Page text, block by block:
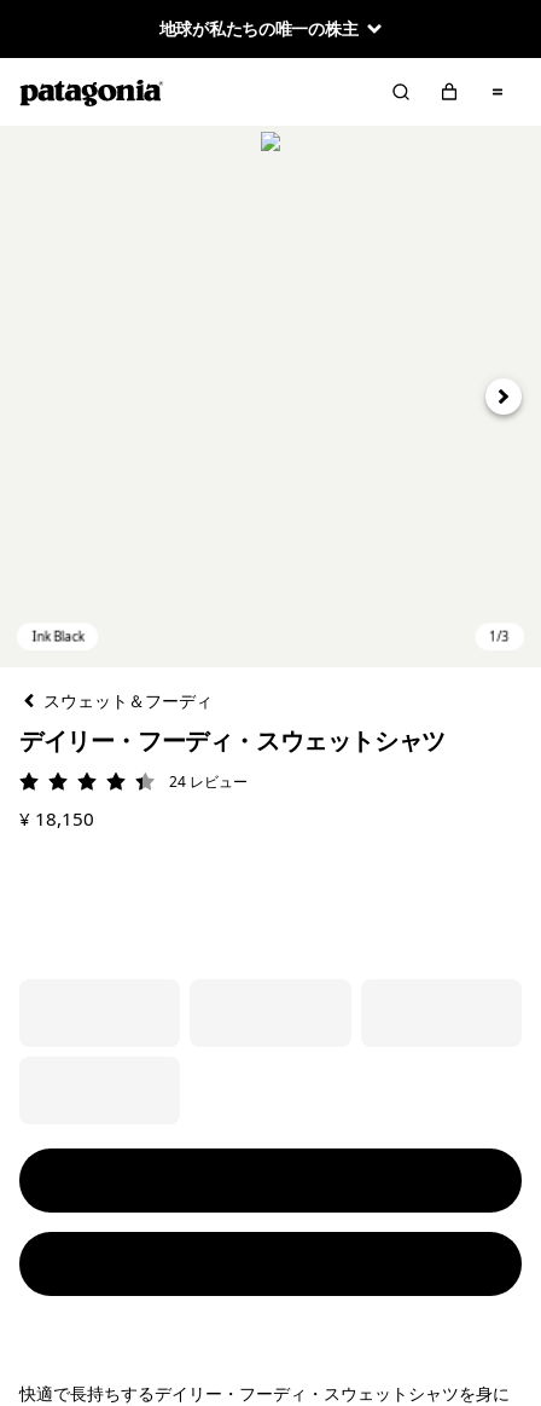
地球が私たちの唯一の株主
次へ
スウェット＆フーディ
デイリー・フーディ・スウェットシャツ
評価: 4.4 / 5
24 レビュー
¥ 18,150
快適で長持ちするデイリー・フーディ・スウェットシャツを身に